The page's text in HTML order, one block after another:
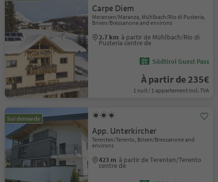
Carpe Diem
Meransen/Maranza, Mühlbach/Rio di Pusteria,
Brixen/Bressanone and environs
2.7 km à partir de Mühlbach/Rio di
Pusteria centre de
Südtirol Guest Pass
À partir de 235€
1 nuit / 1 appartement incl. TVA
Sur demande
App. Unterkircher
Terenten/Terento, Brixen/Bressanone and
environs
423 m à partir de Terenten/Terento
centre de